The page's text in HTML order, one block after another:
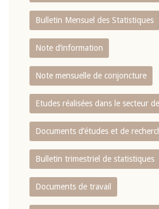
Bulletin Mensuel des Statistiques
Note d’information
Note mensuelle de conjoncture
Etudes réalisées dans le secteur
Documents d’études et de
Bulletin trimestriel de statistiques
Documents de travail